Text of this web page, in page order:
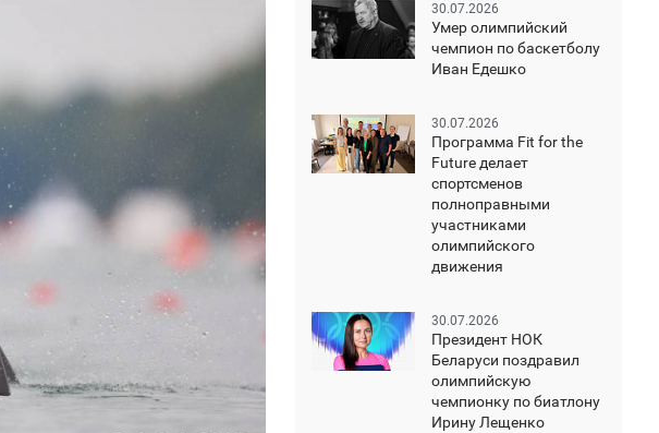
30.07.2026
Умер олимпийский
чемпион по баскетболу
Иван Едешко
30.07.2026
Программа Fit for the
Future делает
спортсменов
полноправными
участниками
олимпийского
движения
30.07.2026
Президент НОК
Беларуси поздравил
олимпийскую
чемпионку по биатлону
Ирину Лещенко